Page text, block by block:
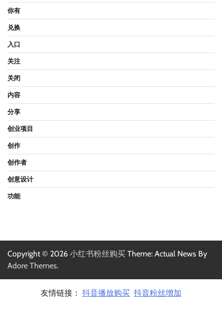
你有
兑换
入口
关注
关闭
内容
分享
创业项目
创作
创作者
创意设计
功能
Copyright © 2026 小红书粉丝购买 Theme: Actual News By
Adore Themes.
友情链接： 抖音播放购买 抖音粉丝增加